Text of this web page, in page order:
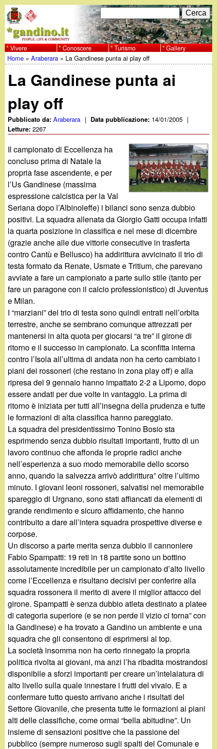
al
contenuto
principale
w
w
w
.
g
a
n
d
i
n
o
.
i
t
F
o
r
m
i
r
i
c
e
r
c
a
C
e
r
c
a
Vivere Conoscere Turismo Gallery
Tu
sei
qui
Home »Araberara » La Gandinese punta ai play off
La Gandinese punta ai
play off
Pubblicato da:Araberara | Data pubblicazione: 14/01/2005 |
Letture:2267
Il campionato di Eccellenza ha
concluso prima di Natale la
propria fase ascendente, e per
l’Us Gandinese (massima
espressione calcistica per la Val
Seriana dopo l’Albinoleffe) i bilanci sono senza dubbio
positivi. La squadra allenata da Giorgio Gatti occupa infatti
la quarta posizione in classifica e nel mese di dicembre
(grazie anche alle due vittorie consecutive in trasferta
contro Cantù e Bellusco) ha addirittura avvicinato il trio di
testa formato da Renate, Usmate e Tritium, che parevano
avviate a fare un campionato a parte sullo stile (tanto per
fare un paragone con il calcio professionistico) di Juventus
e Milan.
I “marziani” del trio di testa sono quindi entrati nell’orbita
terrestre, anche se sembrano comunque attrezzati per
mantenersi in alta quota per giocarsi “a tre” il girone di
ritorno e il successo in campionato. La sconfitta interna
contro l’Isola all’ultima di andata non ha certo cambiato i
piani dei rossoneri (che restano in zona play off) e alla
ripresa del 9 gennaio hanno impattato 2-2 a Lipomo, dopo
essere andati per due volte in vantaggio. La prima di
ritorno è iniziata per tutti all’insegna della prudenza e tutte
le formazioni di alta classifica hanno pareggiato.
La squadra del presidentissimo Tonino Bosio sta
esprimendo senza dubbio risultati importanti, frutto di un
lavoro continuo che affonda le proprie radici anche
nell’esperienza a suo modo memorabile dello scorso
anno, quando la salvezza arrivò addirittura” oltre l’ultimo
minuto. I giovani leoni rossoneri, salvatisi nel memorabile
spareggio di Urgnano, sono stati affiancati da elementi di
grande rendimento e sicuro affidamento, che hanno
contribuito a dare all’intera squadra prospettive diverse e
corpose.
Un discorso a parte merita senza dubbio il cannoniere
Fabio Spampatti: 19 reti in 18 partite sono un bottino
assolutamente incredibile per un campionato d’alto livello
come l’Eccellenza e risultano decisivi per conferire alla
squadra rossonera il merito di avere il miglior attacco del
girone. Spampatti è senza dubbio atleta destinato a platee
di categoria superiore (e se non perde il vizio ci torna” con
la Gandinese) e ha trovato a Gandino un ambiente e una
squadra che gli consentono di esprimersi al top.
La società insomma non ha certo rinnegato la propria
politica rivolta ai giovani, ma anzi l’ha ribadita mostrandosi
disponibile a sforzi importanti per creare un’intelaiatura di
alto livello sulla quale innestare i frutti del vivaio. E a
confermare tutto questo arrivano anche i risultati del
Settore Giovanile, che presenta tutte le formazioni ai piani
alti delle classifiche, come ormai “bella abitudine”. Un
insieme di sensazioni positive che la passione del
pubblico (sempre numeroso sugli spalti del Comunale e